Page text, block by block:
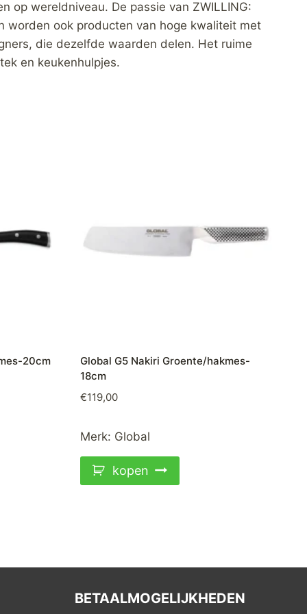
op wereldniveau. De passie van ZWILLING:
worden ook producten van hoge kwaliteit met
die dezelfde waarden delen. Het ruime
en keukenhulpjes.
20cm
Global G5 Nakiri Groente/hakmes-
18cm
€119,00
Merk: Global
kopen
BETAALMOGELIJKHEDEN